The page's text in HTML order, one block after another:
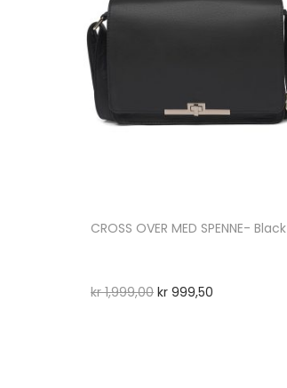
CROSS OVER MED SPENNE- Black
kr1,999,00 kr 999,50